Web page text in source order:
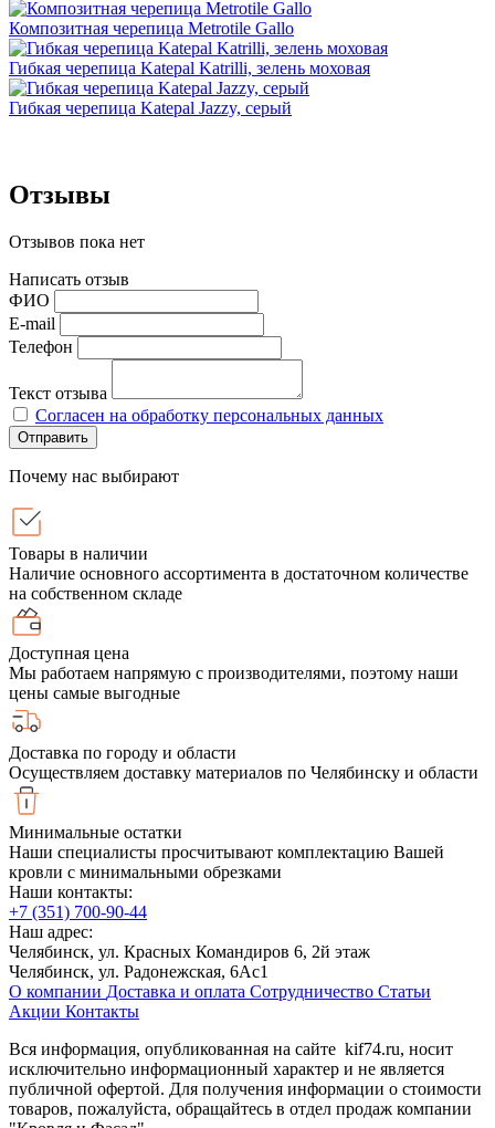
Композитная черепица Metrotile Gallo
Гибкая черепица Katepal Katrilli, зелень моховая
Гибкая черепица Katepal Jazzy, серый
Отзывы
Отзывов пока нет
Написать отзыв
ФИО
E-mail
Телефон
Текст отзыва
Согласен на обработку персональных данных
Отправить
Почему нас выбирают
Товары в наличии
Наличие основного ассортимента в достаточном количестве
на собственном складе
Доступная цена
Мы работаем напрямую с производителями, поэтому наши
цены самые выгодные
Доставка по городу и области
Осуществляем доставку материалов по Челябинску и области
Минимальные остатки
Наши специалисты просчитывают комплектацию Вашей
кровли с минимальными обрезками
Наши контакты:
+7 (351) 700-90-44
Наш адрес:
Челябинск, ул. Красных Командиров 6, 2й этаж
Челябинск, ул. Радонежская, 6Ас1
О компании Доставка и оплата Сотрудничество Статьи
Акции Контакты
Вся информация, опубликованная на сайте kif74.ru, носит
исключительно информационный характер и не является
публичной офертой. Для получения информации о стоимости
товаров, пожалуйста, обращайтесь в отдел продаж компании